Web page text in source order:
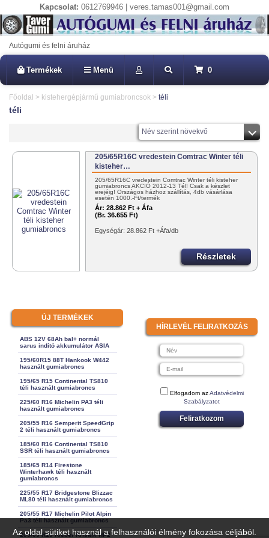
Az oldal sütiket használ a felhasználói élmény fokozása céljából.
Kapcsolat: 0612769946 | veres.tamas001@gmail.com
Autógumi és felni áruház
Termékek Menü 0
Főoldal > kistehergépjármű gumiabroncsok > téli
téli
Név szerint növekvő
205/65R16C vredestein Comtrac Winter téli
kisteher…
205/65R16C vredestein Comtrac Winter téli kisteher
gumiabroncs AKCIÓ 2012-13 Tél! Csak a készlet
erejéig! Országos házhoz szállítás, 4db vásárlása
esetén 1000.-Ft/termék
Ár: 28.862 Ft + Áfa
(Br. 36.655 Ft)
Egységár: 28.862 Ft +Áfa/db
Részletek
ÚJ TERMÉKEK
ABS 12V 68Ah bal+ normál
sarus indító akkumulátor ASIA
195/60R15 88T Hankook W442
használt gumiabroncs
195/65 R15 Continental TS810
téli használt gumiabroncs
225/60 R16 Michelin PA3 téli
használt gumiabroncs
205/55 R16 Semperit SpeedGrip
2 téli használt gumiabroncs
185/60 R16 Continental TS810
SSR téli használt gumiabroncs
185/65 R14 Firestone
Winterhawk téli használt
gumiabroncs
225/55 R17 Bridgestone Blizzac
ML80 téli használt gumiabroncs
205/55 R17 Michelin Pilot Alpin
Pa3 téli használt gumiabroncs
205/65 R15 Kleber Krisalk HP2
HÍRLEVÉL FELIRATKOZÁS
Elfogadom azAdatvédelmi
Szabályzatot
Feliratkozom